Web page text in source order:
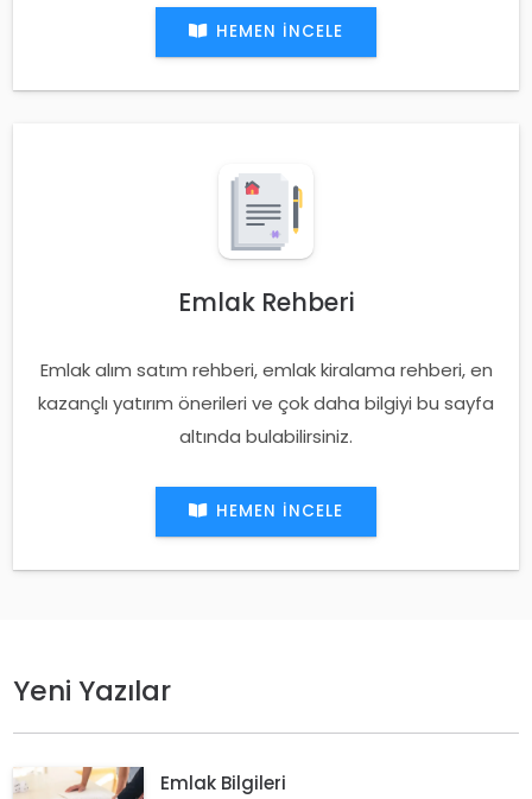
HEMEN İNCELE
Emlak Rehberi
Emlak alım satım rehberi, emlak kiralama rehberi, en
kazançlı yatırım önerileri ve çok daha bilgiyi bu sayfa
altında bulabilirsiniz.
HEMEN İNCELE
Yeni Yazılar
Emlak Bilgileri